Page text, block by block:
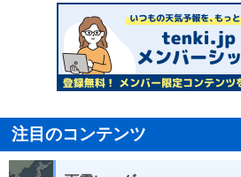
注目のコンテンツ